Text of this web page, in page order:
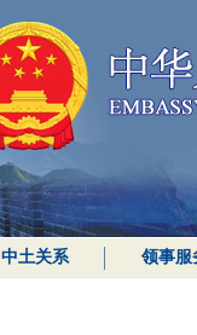
中土关系 领事服